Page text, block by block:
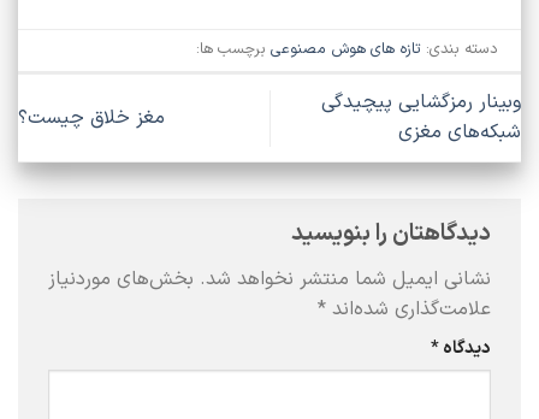
دسته بندی:تازه های هوش مصنوعیبرچسب ها:
رمزگشایی پیچیدگی
مغزی
مغز خلاق چیست؟
دیدگاهتان را بنویسید
نشانی ایمیل شما منتشر نخواهد شد. بخش‌های موردنیاز
علامت‌گذاری شده‌اند*
دیدگاه*